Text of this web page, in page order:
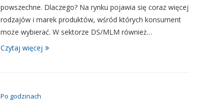
powszechne. Dlaczego? Na rynku pojawia się coraz więcej
rodzajów i marek produktów, wśród których konsument
może wybierać. W sektorze DS/MLM również…
Czytaj więcej
Po godzinach